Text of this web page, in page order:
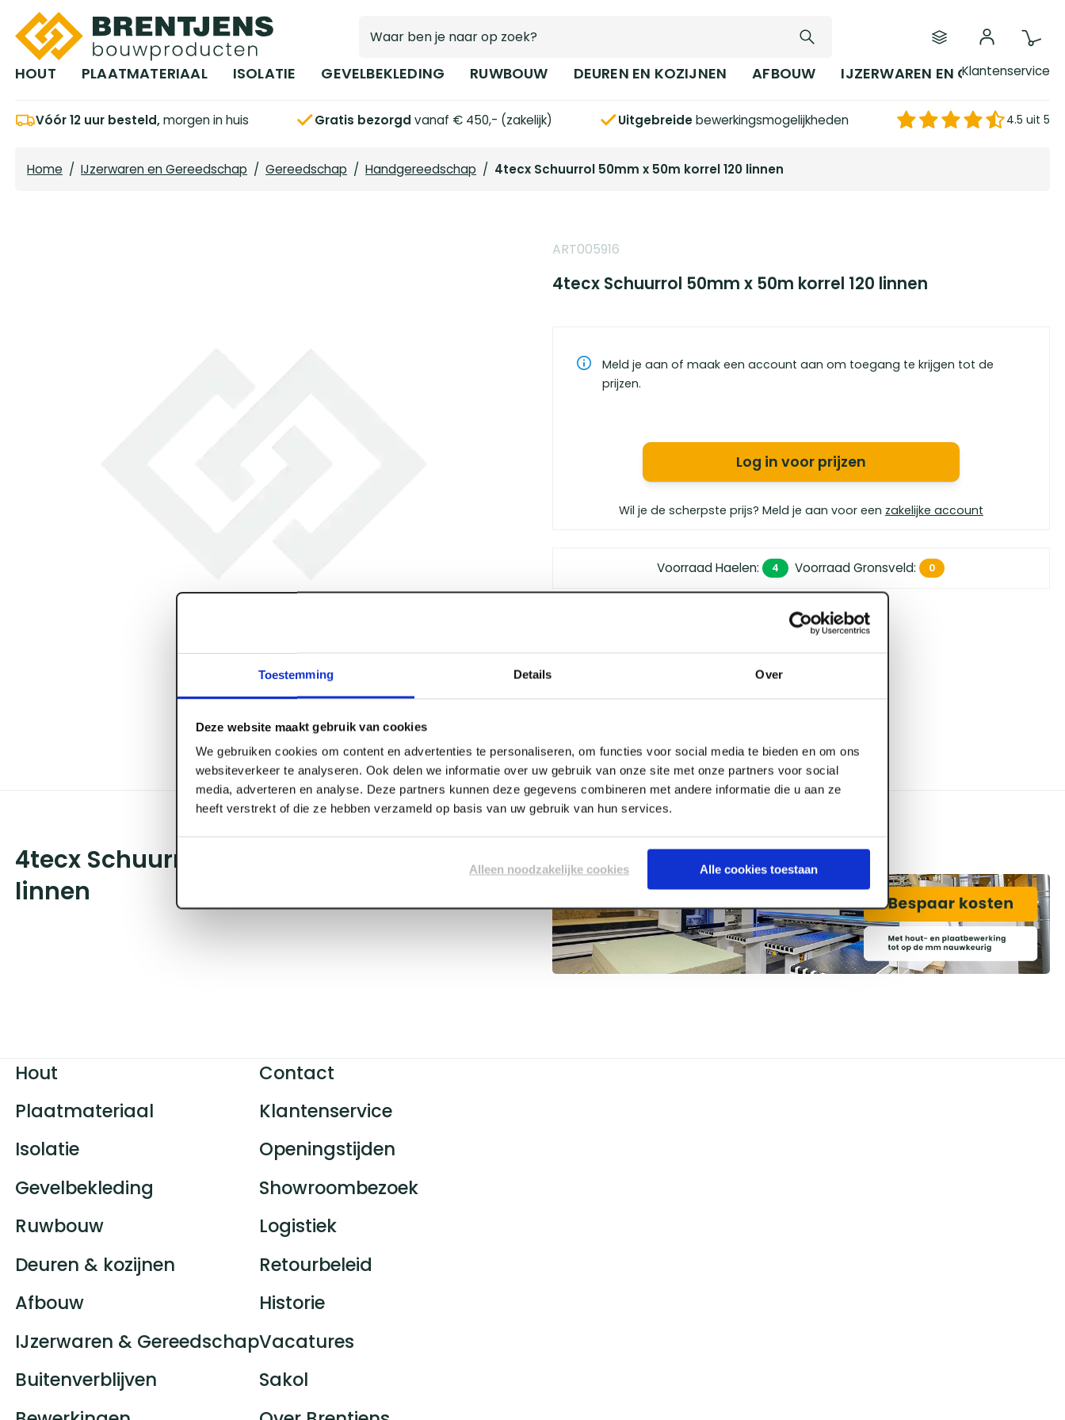
Toestemming Details Over
Deze website maakt gebruik van cookies
We gebruiken cookies om content en advertenties te personaliseren, om functies voor social media te bieden en om ons
websiteverkeer te analyseren. Ook delen we informatie over uw gebruik van onze site met onze partners voor social
media, adverteren en analyse. Deze partners kunnen deze gegevens combineren met andere informatie die u aan ze
heeft verstrekt of die ze hebben verzameld op basis van uw gebruik van hun services.
Alleen noodzakelijke cookies Alle cookies toestaan
Ga naar hoofdinhoud
HOUT PLAATMATERIAAL ISOLATIE GEVELBEKLEDING RUWBOUW DEUREN EN KOZIJNEN AFBOUW IJZERWAREN EN GEREEDSCHAP
Klantenservice
Vóór 12 uur besteld,morgen in huis Gratis bezorgd vanaf € 450,- (zakelijk) Uitgebreidebewerkingsmogelijkheden 4.5 uit 5
Home / IJzerwaren en Gereedschap / Gereedschap / Handgereedschap / 4tecx Schuurrol 50mm x 50m korrel 120 linnen
ART005916
4tecx Schuurrol 50mm x 50m korrel 120 linnen
Meld je aan of maak een account aan om toegang te krijgen tot de
prijzen.
Log in voor prijzen
Wil je de scherpste prijs? Meld je aan voor een zakelijke account
Voorraad Haelen: 4 Voorraad Gronsveld: 0
vanaf € 450,- (zakelijk)
een 4.5 uit 5
4tecx Schuurrol 50mm x 50m korrel 120
linnen
Hout
Plaatmateriaal
Isolatie
Gevelbekleding
Ruwbouw
Deuren & kozijnen
Afbouw
IJzerwaren & Gereedschap
Buitenverblijven
Contact
Klantenservice
Openingstijden
Showroombezoek
Logistiek
Retourbeleid
Historie
Vacatures
Sakol